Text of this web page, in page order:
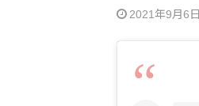
2021年9月6日